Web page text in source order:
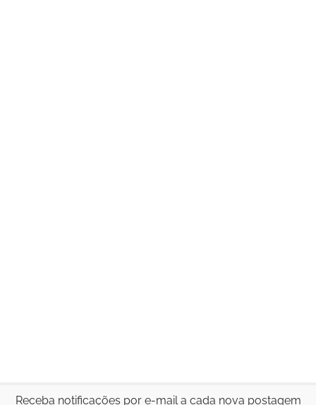
Receba notificações por e-mail a cada nova postagem